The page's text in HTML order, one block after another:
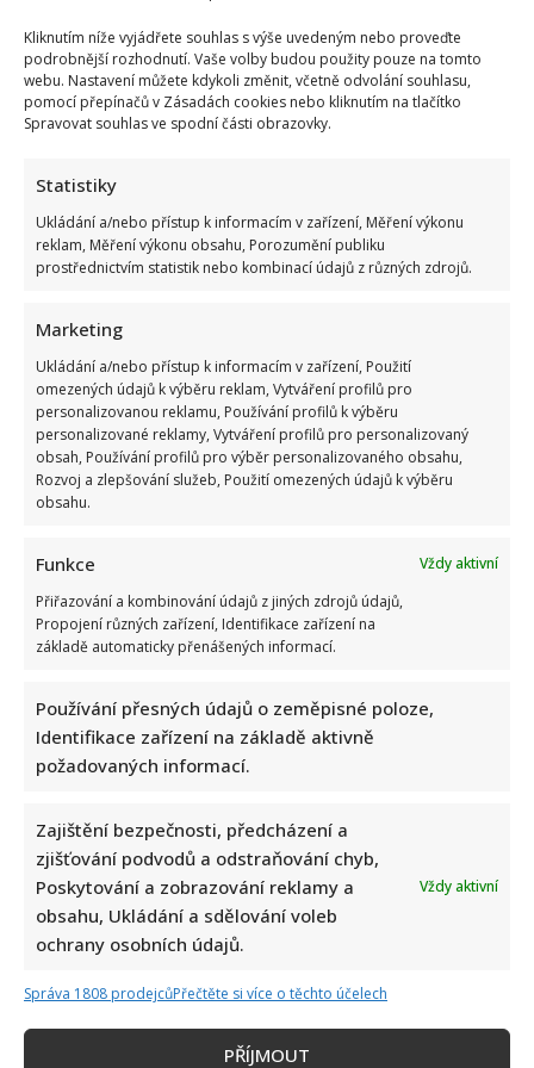
Kliknutím níže vyjádřete souhlas s výše uvedeným nebo proveďte
podrobnější rozhodnutí. Vaše volby budou použity pouze na tomto
webu. Nastavení můžete kdykoli změnit, včetně odvolání souhlasu,
pomocí přepínačů v Zásadách cookies nebo kliknutím na tlačítko
Spravovat souhlas ve spodní části obrazovky.
Statistiky
Ukládání a/nebo přístup k informacím v zařízení, Měření výkonu
reklam, Měření výkonu obsahu, Porozumění publiku
prostřednictvím statistik nebo kombinací údajů z různých zdrojů.
Marketing
Ukládání a/nebo přístup k informacím v zařízení, Použití
omezených údajů k výběru reklam, Vytváření profilů pro
personalizovanou reklamu, Používání profilů k výběru
personalizované reklamy, Vytváření profilů pro personalizovaný
obsah, Používání profilů pro výběr personalizovaného obsahu,
Rozvoj a zlepšování služeb, Použití omezených údajů k výběru
obsahu.
Funkce
Vždy aktivní
Přiřazování a kombinování údajů z jiných zdrojů údajů,
Propojení různých zařízení, Identifikace zařízení na
základě automaticky přenášených informací.
Používání přesných údajů o zeměpisné poloze,
Identifikace zařízení na základě aktivně
požadovaných informací.
Zajištění bezpečnosti, předcházení a
zjišťování podvodů a odstraňování chyb,
Poskytování a zobrazování reklamy a
obsahu, Ukládání a sdělování voleb
ochrany osobních údajů.
Vždy aktivní
Správa 1808 prodejcůPřečtěte si více o těchto účelech
PŘÍJMOUT
žije
Pavel
Zedníček:
S
o
14
měli
svatbu
na
Floridě
důchodu. Jako většina seniorů by žít nedokázal
Richard Touš 5. 4. 2025
Zahálet doma, to není nic pro stále usměvavého a
vitálního Pavla Zedníčka. Ve starobním důchodu je
sice...
VíceRead
Pavel
Zedníček
promluvil
o
svém
životním
stylu
Jako
většina
seniorů
by
žít
7 let šťastného manželství Pavla Zedníčka: Jeho
vyvolenou je o 14 let mladší moderátorka
Iveta Kohoutová 27. 3. 2025
ženatý celých sedm let. Jeho žena si pochvaluje, že...